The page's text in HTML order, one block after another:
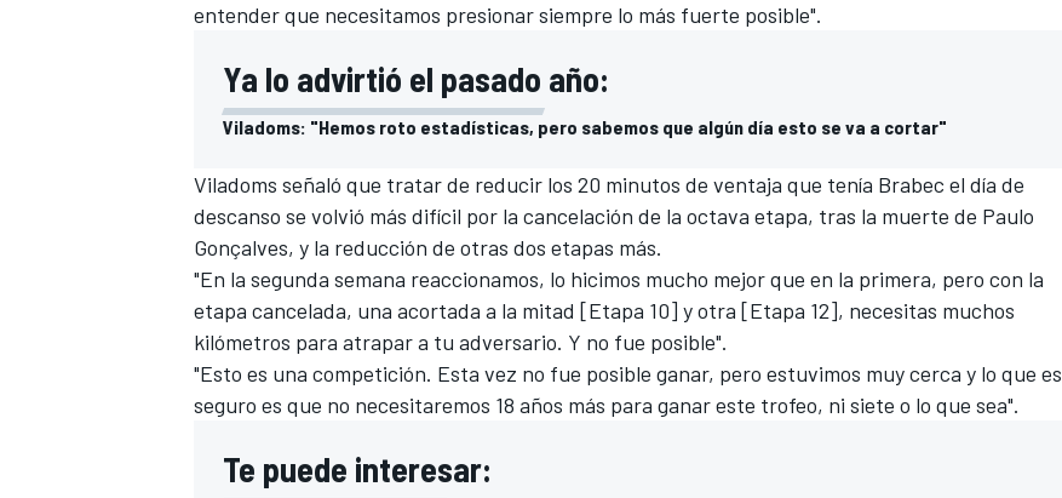
entender que necesitamos presionar siempre lo más fuerte posible".
Ya lo advirtió el pasado año:
Viladoms: "Hemos roto estadísticas, pero sabemos que algún día esto se va a cortar"
Viladoms señaló que tratar de reducir los 20 minutos de ventaja que tenía Brabec el día de
descanso se volvió más difícil por la cancelación de la octava etapa, tras la muerte de Paulo
Gonçalves, y la reducción de otras dos etapas más.
"En la segunda semana reaccionamos, lo hicimos mucho mejor que en la primera, pero con la
etapa cancelada, una acortada a la mitad [Etapa 10] y otra [Etapa 12], necesitas muchos
kilómetros para atrapar a tu adversario. Y no fue posible".
"Esto es una competición. Esta vez no fue posible ganar, pero estuvimos muy cerca y lo que es
seguro es que no necesitaremos 18 años más para ganar este trofeo, ni siete o lo que sea".
Te puede interesar: